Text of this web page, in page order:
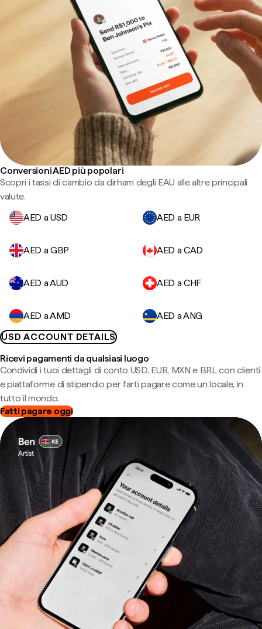
Conversioni AED più popolari
Scopri i tassi di cambio da dirham degli EAU alle altre principali
valute.
AED a USD
AED a EUR
AED a GBP AED a CAD
AED a AUD AED a CHF
AED a AMD
AED a ANG
USD ACCOUNT DETAILS
Ricevi pagamenti da qualsiasi luogo
Condividi i tuoi dettagli di conto USD, EUR, MXN e BRL con clienti
e piattaforme di stipendio per farti pagare come un locale, in
tutto il mondo.
Fatti pagare oggi